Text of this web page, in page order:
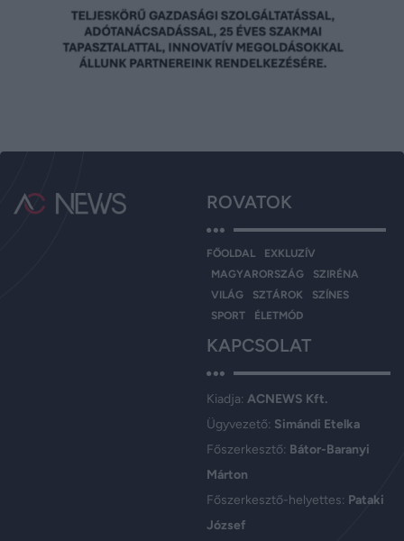
ROVATOK
FŐOLDAL
EXKLUZÍV
MAGYARORSZÁG
SZIRÉNA
VILÁG
SZTÁROK
SZÍNES
SPORT
ÉLETMÓD
KAPCSOLAT
Kiadja: ACNEWS Kft.
Ügyvezető: Simándi Etelka
Főszerkesztő: Bátor-Baranyi
Márton
Főszerkesztő-helyettes: Pataki
József